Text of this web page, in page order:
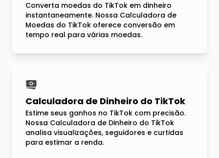
Converta moedas do TikTok em dinheiro
instantaneamente. Nossa Calculadora de
Moedas do TikTok oferece conversão em
tempo real para várias moedas.
Calculadora de Dinheiro do TikTok
Estime seus ganhos no TikTok com precisão.
Nossa Calculadora de Dinheiro do TikTok
analisa visualizações, seguidores e curtidas
para estimar a renda.